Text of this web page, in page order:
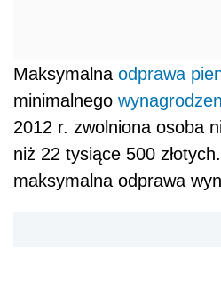
Maksymalna odprawa
minimalnego
2012 r. zwolniona osoba
niż 22 tysiące 500
maksymalna odprawa